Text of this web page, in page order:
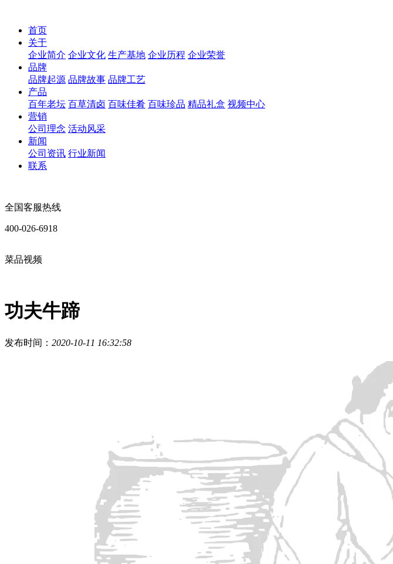
首页
关于
企业简介 企业文化 生产基地 企业历程 企业荣誉
品牌
品牌起源 品牌故事 品牌工艺
产品
百年老坛 百草清卤 百味佳肴 百味珍品 精品礼盒 视频中心
营销
公司理念 活动风采
新闻
公司资讯 行业新闻
联系
全国客服热线
400-026-6918
菜品视频
功夫牛蹄
发布时间： 2020-10-11 16:32:58